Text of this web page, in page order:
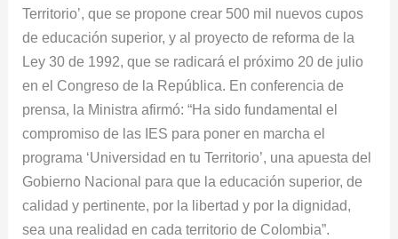
Territorio’, que se propone crear 500 mil nuevos cupos
de educación superior, y al proyecto de reforma de la
Ley 30 de 1992, que se radicará el próximo 20 de julio
en el Congreso de la República. En conferencia de
prensa, la Ministra afirmó: “Ha sido fundamental el
compromiso de las IES para poner en marcha el
programa ‘Universidad en tu Territorio’, una apuesta del
Gobierno Nacional para que la educación superior, de
calidad y pertinente, por la libertad y por la dignidad,
sea una realidad en cada territorio de Colombia”.
de
1992